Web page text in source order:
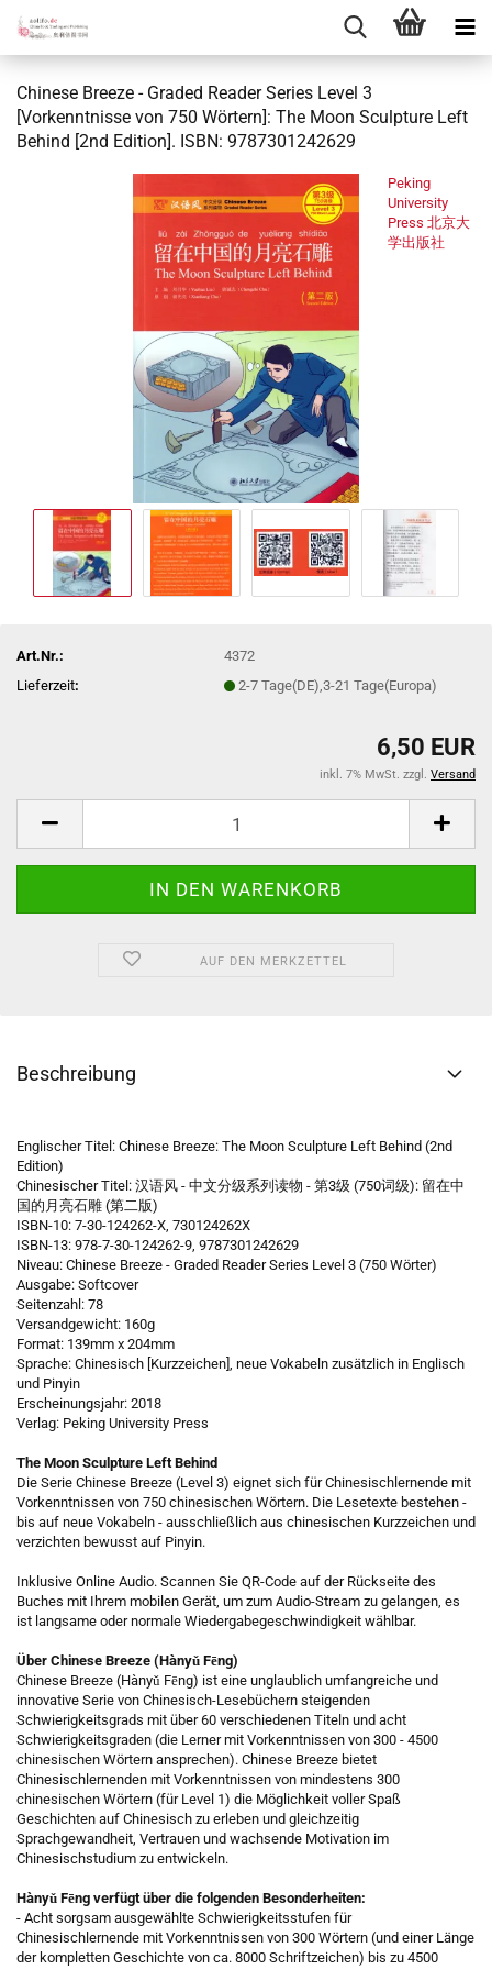
Chinese Breeze - Graded Reader Series Level 3
[Vorkenntnisse von 750 Wörtern]: The Moon Sculpture Left
Behind [2nd Edition]. ISBN: 9787301242629
Peking
University
Press 北京大
学出版社
Art.Nr.:
4372
Lieferzeit: 2-7 Tage(DE),3-21 Tage(Europa)
6,50 EUR
inkl. 7% MwSt. zzgl. Versand
AUF DEN MERKZETTEL
Beschreibung
Englischer Titel: Chinese Breeze: The Moon Sculpture Left Behind (2nd
Edition)
Chinesischer Titel: 汉语风 - 中文分级系列读物 - 第3级 (750词级): 留在中
国的月亮石雕 (第二版)
ISBN-10: 7-30-124262-X, 730124262X
ISBN-13: 978-7-30-124262-9, 9787301242629
Niveau: Chinese Breeze - Graded Reader Series Level 3 (750 Wörter)
Ausgabe: Softcover
Seitenzahl: 78
Versandgewicht: 160g
Format: 139mm x 204mm
Sprache: Chinesisch [Kurzzeichen], neue Vokabeln zusätzlich in Englisch
und Pinyin
Erscheinungsjahr: 2018
Verlag: Peking University Press
The Moon Sculpture Left Behind
Die Serie Chinese Breeze (Level 3) eignet sich für Chinesischlernende mit
Vorkenntnissen von 750 chinesischen Wörtern. Die Lesetexte bestehen -
bis auf neue Vokabeln - ausschließlich aus chinesischen Kurzzeichen und
verzichten bewusst auf Pinyin.
Inklusive Online Audio. Scannen Sie QR-Code auf der Rückseite des
Buches mit Ihrem mobilen Gerät, um zum Audio-Stream zu gelangen, es
ist langsame oder normale Wiedergabegeschwindigkeit wählbar.
Über Chinese Breeze (Hànyǔ Fēng)
Chinese Breeze (Hànyǔ Fēng) ist eine unglaublich umfangreiche und
innovative Serie von Chinesisch-Lesebüchern steigenden
Schwierigkeitsgrads mit über 60 verschiedenen Titeln und acht
Schwierigkeitsgraden (die Lerner mit Vorkenntnissen von 300 - 4500
chinesischen Wörtern ansprechen). Chinese Breeze bietet
Chinesischlernenden mit Vorkenntnissen von mindestens 300
chinesischen Wörtern (für Level 1) die Möglichkeit voller Spaß
Geschichten auf Chinesisch zu erleben und gleichzeitig
Sprachgewandheit, Vertrauen und wachsende Motivation im
Chinesischstudium zu entwickeln.
Hànyǔ Fēng verfügt über die folgenden Besonderheiten:
- Acht sorgsam ausgewählte Schwierigkeitsstufen für
Chinesischlernende mit Vorkenntnissen von 300 Wörtern (und einer Länge
der kompletten Geschichte von ca. 8000 Schriftzeichen) bis zu 4500